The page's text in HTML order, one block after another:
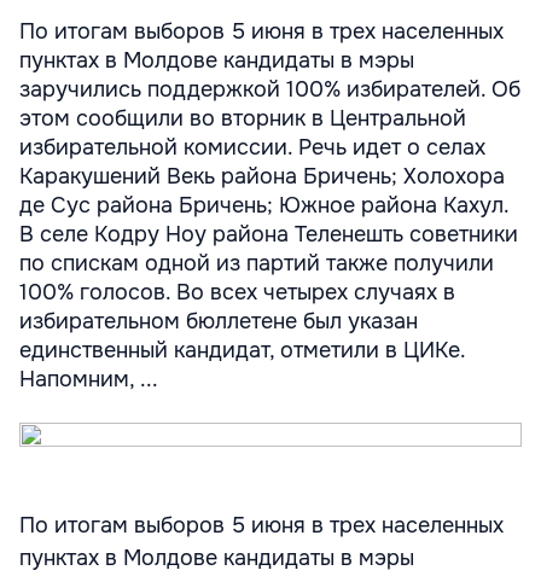
По итогам выборов 5 июня в трех населенных
пунктах в Молдове кандидаты в мэры
заручились поддержкой 100% избирателей. Об
этом сообщили во вторник в Центральной
избирательной комиссии. Речь идет о селах
Каракушений Векь района Бричень; Холохора
де Сус района Бричень; Южное района Кахул.
В селе Кодру Ноу района Теленешть советники
по спискам одной из партий также получили
100% голосов. Во всех четырех случаях в
избирательном бюллетене был указан
единственный кандидат, отметили в ЦИКе.
Напомним, ...
По итогам выборов 5 июня в трех населенных
пунктах в Молдове кандидаты в мэры